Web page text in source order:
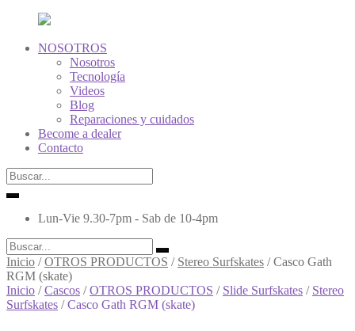
NOSOTROS
Nosotros
Tecnología
Videos
Blog
Reparaciones y cuidados
Become a dealer
Contacto
Lun-Vie 9.30-7pm - Sab de 10-4pm
Inicio /OTROS PRODUCTOS / Stereo Surfskates /Casco Gath
RGM (skate)
Inicio / Cascos / OTROS PRODUCTOS / Slide Surfskates / Stereo
Surfskates / Casco Gath RGM (skate)